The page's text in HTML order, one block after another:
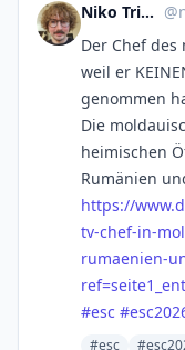
Niko Trimmel @
Der Chef des
weil er
genommen
Die
heimischen
Rumänien
https://www.
tv-chef-in-
rumaenien-
#esc #
#esc